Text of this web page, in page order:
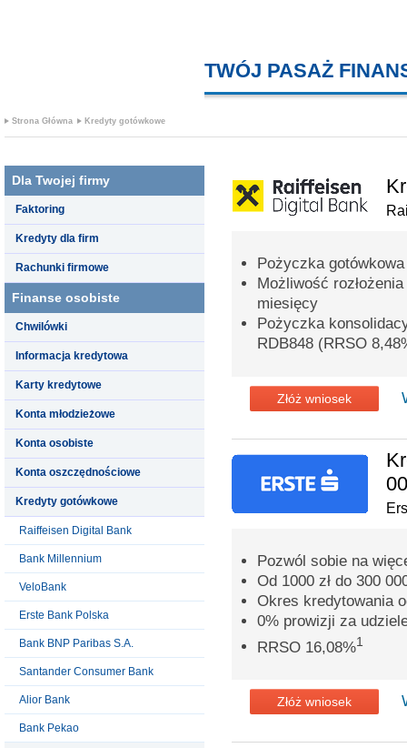
TWÓJ PASAŻ
Strona Główna Kredyty gotówkowe
Dla Twojej firmy
Faktoring
Kredyty dla firm
Rachunki firmowe
Finanse osobiste
Chwilówki
Informacja kredytowa
Karty kredytowe
Konta młodzieżowe
Konta osobiste
Konta oszczędnościowe
Kredyty gotówkowe
Raiffeisen Digital Bank
Bank Millennium
VeloBank
Erste Bank Polska
Bank BNP Paribas S.A.
Santander Consumer Bank
Alior Bank
Bank Pekao
Pożyczka gotówkowa
Możliwość
miesięcy
Pożyczka
RDB848 (RRSO
Złóż wniosek
Pozwól sobie na
Od 1000 zł do 300
Okres kredytowania
0% prowizji za
RRSO 16,08%1
Złóż wniosek